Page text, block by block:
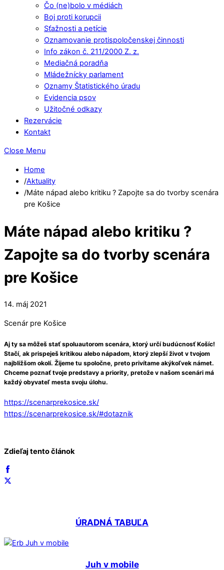
Čo (ne)bolo v médiách
Boj proti korupcii
Sťažnosti a petície
Oznamovanie protispoločenskej činnosti
Info zákon č. 211/2000 Z. z.
Mediačná poradňa
Mládežnícky parlament
Oznamy Štatistického úradu
Evidencia psov
Užitočné odkazy
Rezervácie
Kontakt
Close Menu
Home
/Aktuality
/Máte nápad alebo kritiku ? Zapojte sa do tvorby scenára
pre Košice
Máte nápad alebo kritiku ?
Zapojte sa do tvorby scenára
pre Košice
14. máj 2021
Scenár pre Košice
Aj ty sa môžeš stať spoluautorom scenára, ktorý určí budúcnosť Košíc!
Stačí, ak prispeješ kritikou alebo nápadom, ktorý zlepší život v tvojom
najbližšom okolí. Žijeme tu spoločne, preto privítame akýkoľvek námet.
Chceme poznať tvoje predstavy a priority, pretože v našom scenári má
každý obyvateľ mesta svoju úlohu.
https://scenarprekosice.sk/
https://scenarprekosice.sk/#dotaznik
Zdieľaj tento článok
ÚRADNÁ TABUĽA
Juh v mobile